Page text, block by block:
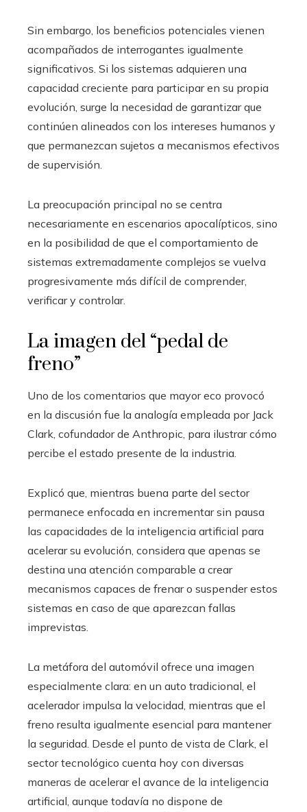
Sin embargo, los beneficios potenciales vienen
acompañados de interrogantes igualmente
significativos. Si los sistemas adquieren una
capacidad creciente para participar en su propia
evolución, surge la necesidad de garantizar que
continúen alineados con los intereses humanos y
que permanezcan sujetos a mecanismos efectivos
de supervisión.
La preocupación principal no se centra
necesariamente en escenarios apocalípticos, sino
en la posibilidad de que el comportamiento de
sistemas extremadamente complejos se vuelva
progresivamente más difícil de comprender,
verificar y controlar.
La imagen del “pedal de
freno”
Uno de los comentarios que mayor eco provocó
en la discusión fue la analogía empleada por Jack
Clark, cofundador de Anthropic, para ilustrar cómo
percibe el estado presente de la industria.
Explicó que, mientras buena parte del sector
permanece enfocada en incrementar sin pausa
las capacidades de la inteligencia artificial para
acelerar su evolución, considera que apenas se
destina una atención comparable a crear
mecanismos capaces de frenar o suspender estos
sistemas en caso de que aparezcan fallas
imprevistas.
La metáfora del automóvil ofrece una imagen
especialmente clara: en un auto tradicional, el
acelerador impulsa la velocidad, mientras que el
freno resulta igualmente esencial para mantener
la seguridad. Desde el punto de vista de Clark, el
sector tecnológico cuenta hoy con diversas
maneras de acelerar el avance de la inteligencia
artificial, aunque todavía no dispone de